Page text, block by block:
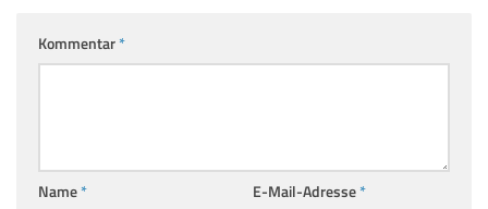
Kommentar*
Name* E-Mail-Adresse*